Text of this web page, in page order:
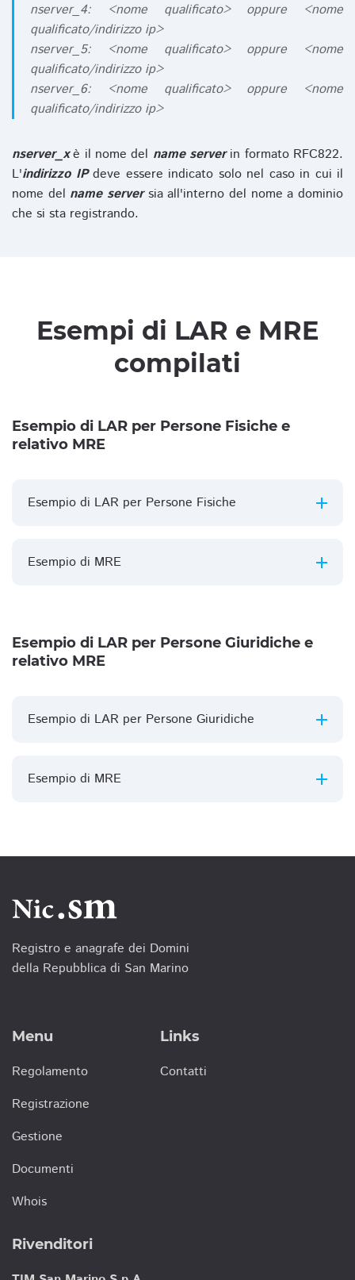
nserver_4: <nome qualificato> oppure <nome
qualificato/indirizzo ip>
nserver_5: <nome qualificato> oppure <nome
qualificato/indirizzo ip>
nserver_6: <nome qualificato> oppure <nome
qualificato/indirizzo ip>
nserver_xè il nome del name serverin formato RFC822.
L'indirizzo IPdeve essere indicato solo nel caso in cui il
nome del name serversia all'interno del nome a dominio
che si sta registrando.
Esempi di LAR e MRE
compilati
Esempio di LAR per Persone Fisiche e
relativo MRE
Esempio di LAR per Persone Fisiche
Esempio di MRE
Esempio di LAR per Persone Giuridiche e
relativo MRE
Esempio di LAR per Persone Giuridiche
Esempio di MRE
Registro e anagrafe dei Domini
della Repubblica di San Marino
Menu
Regolamento
Registrazione
Gestione
Documenti
Whois
Links
Contatti
Rivenditori